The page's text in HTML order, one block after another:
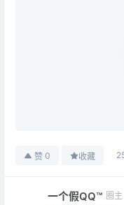
赞 0 收藏
一个假QQ™ 圈主